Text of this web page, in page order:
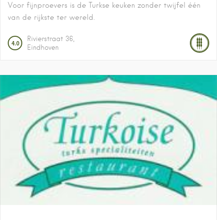
Voor fijnproevers is de Turkse keuken zonder twijfel één
van de rijkste ter wereld.
4.0
Rivierstraat 36
Eindhoven